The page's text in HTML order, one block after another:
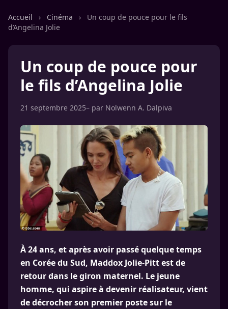
Accueil › Cinéma ›
Un coup de pouce pour le fils
d’Angelina Jolie
Un coup de pouce pour
le fils d’Angelina Jolie
21 septembre 2025– par Nolwenn A. Dalpiva
À 24 ans, et après avoir passé quelque temps
en Corée du Sud, Maddox Jolie-Pitt est de
retour dans le giron maternel. Le jeune
homme, qui aspire à devenir réalisateur, vient
de décrocher son premier poste sur le